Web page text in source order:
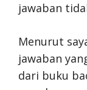
jawaban
Menurut
jawaban
dari buku